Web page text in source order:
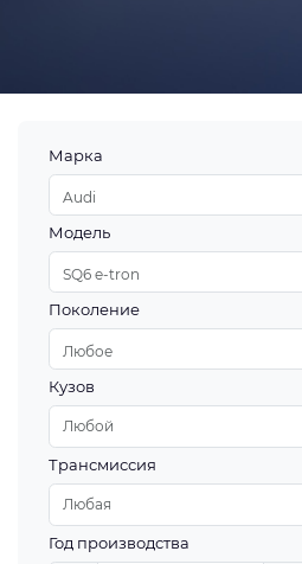
Марка
Audi
Модель
SQ6 e-tron
Поколение
Любое
Кузов
Трансмиссия
Год производства